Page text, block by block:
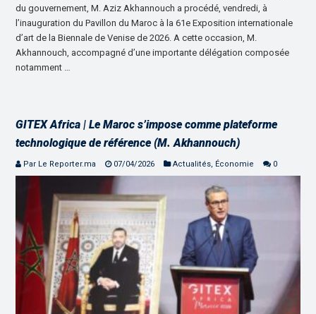
du gouvernement, M. Aziz Akhannouch a procédé, vendredi, à
l’inauguration du Pavillon du Maroc à la 61e Exposition internationale
d’art de la Biennale de Venise de 2026. A cette occasion, M.
Akhannouch, accompagné d’une importante délégation composée
notamment …
GITEX Africa | Le Maroc s’impose comme plateforme
technologique de référence (M. Akhannouch)
Par Le Reporter.ma 07/04/2026 Actualités, Économie 0